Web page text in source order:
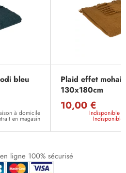
bleu
à domicile
en magasin
Plaid effet
130x180cm
10,00 €
Indisponible
Indisponible
ligne 100% sécurisé